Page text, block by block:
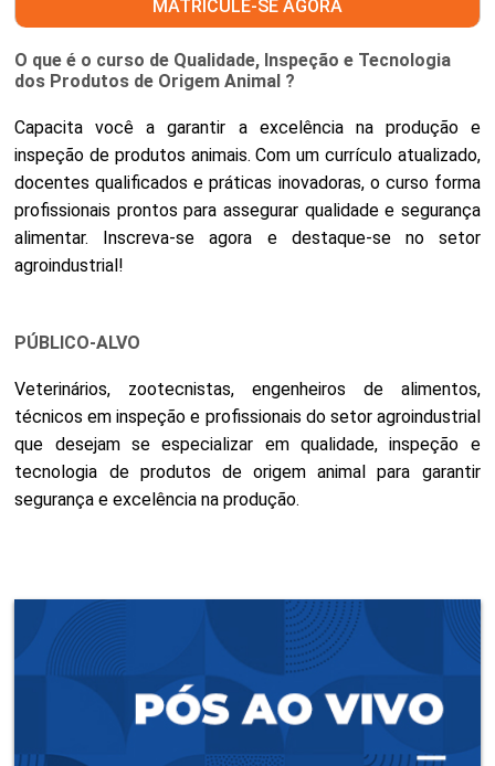
MATRICULE-SE AGORA
O que é o curso de Qualidade, Inspeção e Tecnologia
dos Produtos de Origem Animal ?
Capacita você a garantir a excelência na produção e
inspeção de produtos animais. Com um currículo atualizado,
docentes qualificados e práticas inovadoras, o curso forma
profissionais prontos para assegurar qualidade e segurança
alimentar. Inscreva-se agora e destaque-se no setor
agroindustrial!
PÚBLICO-ALVO
Veterinários, zootecnistas, engenheiros de alimentos,
técnicos em inspeção e profissionais do setor agroindustrial
que desejam se especializar em qualidade, inspeção e
tecnologia de produtos de origem animal para garantir
segurança e excelência na produção.